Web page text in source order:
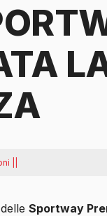
||
Sportway